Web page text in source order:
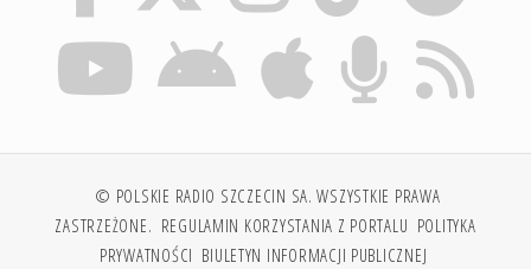
© POLSKIE RADIO SZCZECIN SA. WSZYSTKIE PRAWA
ZASTRZEŻONE. REGULAMIN KORZYSTANIA Z PORTALU POLITYKA
PRYWATNOŚCI BIULETYN INFORMACJI PUBLICZNEJ